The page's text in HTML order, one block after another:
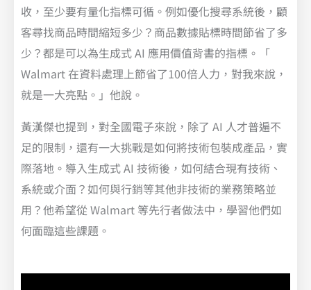
收，至少要有量化指標可循。例如優化搜尋系統後，顧
客尋找商品時間縮短多少？商品數據貼標時間節省了多
少？都是可以為生成式 AI 應用價值背書的指標。「
Walmart 在資料處理上節省了100倍人力，對我來說，
就是一大亮點。」他說。
黃漢傑也提到，對全國電子來說，除了 AI 人才普遍不
足的限制，還有一大挑戰是如何將技術包裝成產品，實
際落地。導入生成式 AI 技術後，如何結合現有技術、
系統或介面？如何與行銷等其他非技術的業務策略並
用？他希望從 Walmart 等先行者做法中，學習他們如
何面臨這些課題。